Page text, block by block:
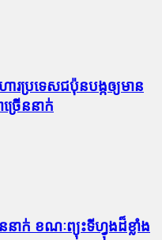
រប្រទេសជប៉ុនបង្កឲ្យមាន
រើននាក់
ាក់ ខណៈព្យុះទីហ្វុងដ៏ខ្លាំង